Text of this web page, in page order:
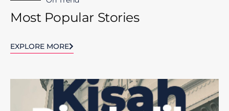
Most Popular Stories
EXPLORE MORE